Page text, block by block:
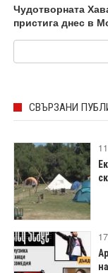
Чудотворната
пристига днес в
СВЪРЗАНИ